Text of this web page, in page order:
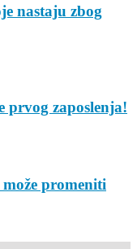
nastaju zbog
prvog zaposlenja!
promeniti